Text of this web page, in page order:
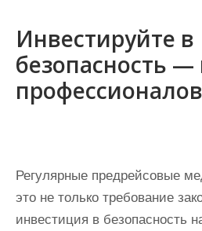
Инвестируйте в
безопасность
Регулярные предрейсовые
это не только требование
инвестиция в безопасность